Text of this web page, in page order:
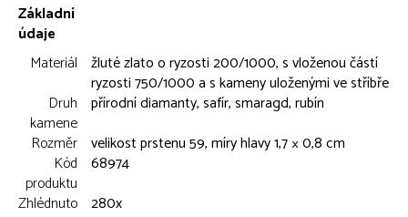
Základní
údaje
Materiál žluté zlato o ryzosti 200/1000, s vloženou částí
ryzosti 750/1000 a s kameny uloženými ve stříbře
Druh
kamene
přírodní diamanty, safír, smaragd, rubín
Rozměr velikost prstenu 59, míry hlavy 1,7 × 0,8 cm
Kód
produktu
68974
Zhlédnuto 280x